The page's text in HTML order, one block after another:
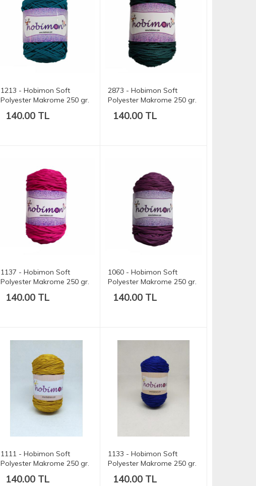
1213 - Hobimon Soft
Polyester Makrome 250 gr.
140.00 TL
2873 - Hobimon Soft
Polyester Makrome 250 gr.
140.00 TL
1137 - Hobimon Soft
Polyester Makrome 250 gr.
140.00 TL
1060 - Hobimon Soft
Polyester Makrome 250 gr.
140.00 TL
1111 - Hobimon Soft
Polyester Makrome 250 gr.
140.00 TL
1133 - Hobimon Soft
Polyester Makrome 250 gr.
140.00 TL